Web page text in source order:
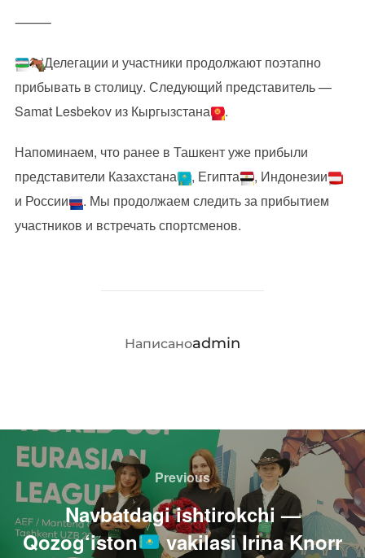
⸻
Делегации и участники продолжают поэтапно
прибывать в столицу. Следующий представитель —
Samat Lesbekov из Кыргызстана
.
Напоминаем, что ранее в Ташкент уже прибыли
представители Казахстана
, Египта
, Индонезии
и России
. Мы продолжаем следить за прибытием
участников и встречать спортсменов.
АВТОР ЗАПИСИ
Написаноadmin
Навигация
по
записям
Previous
Previous
Navbatdagi ishtirokchi —
Qozog‘iston
vakilasi Irina Knorr